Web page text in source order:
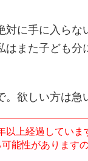
対に手に入らな
はまた子ども分
欲しい方は急
以上経過していま
能性があります